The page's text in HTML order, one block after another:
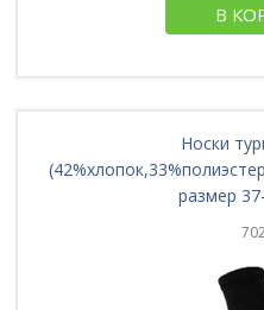
В
Носки
размер